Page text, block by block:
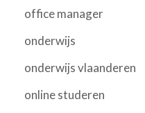
office manager
onderwijs
onderwijs vlaanderen
online studeren